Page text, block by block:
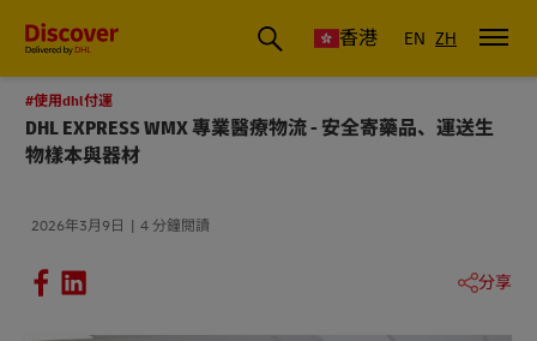
香港 EN ZH
#使用dhl付運
DHL EXPRESS WMX 專業醫療物流 - 安全寄藥品、運送生
物樣本與器材
2026年3月9日 4 分鐘閱讀
分享